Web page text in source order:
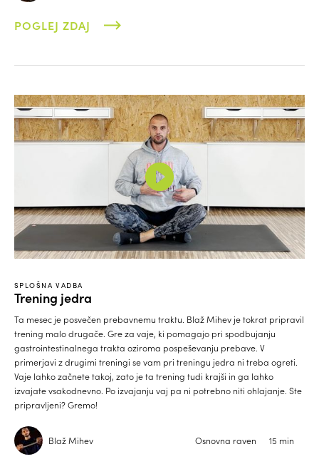
POGLEJ ZDAJ
SPLOŠNA VADBA
Trening jedra
Ta mesec je posvečen prebavnemu traktu. Blaž Mihev je tokrat pripravil
trening malo drugače. Gre za vaje, ki pomagajo pri spodbujanju
gastrointestinalnega trakta oziroma pospeševanju prebave. V
primerjavi z drugimi treningi se vam pri treningu jedra ni treba ogreti.
Vaje lahko začnete takoj, zato je ta trening tudi krajši in ga lahko
izvajate vsakodnevno. Po izvajanju vaj pa ni potrebno niti ohlajanje. Ste
pripravljeni? Gremo!
Blaž Mihev Osnovna raven 15 min